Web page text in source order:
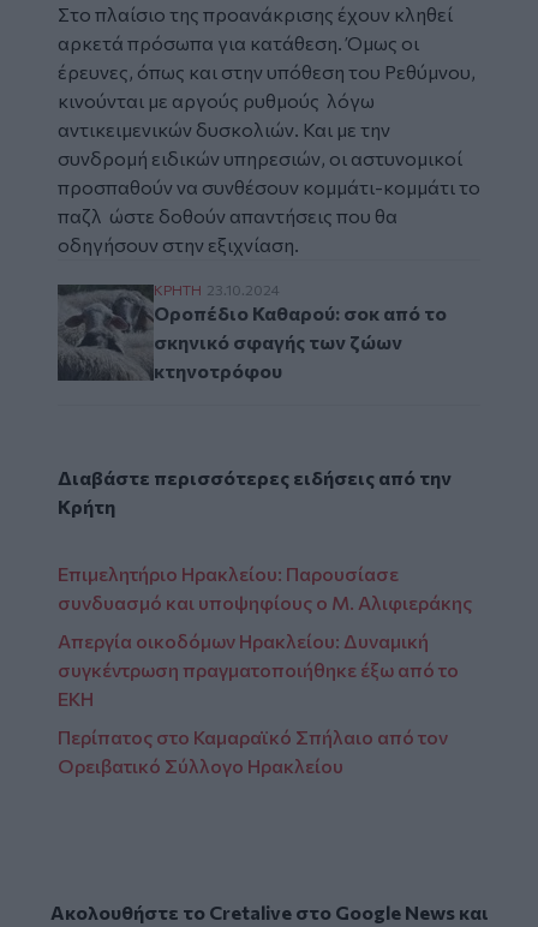
Στο πλαίσιο της προανάκρισης έχουν κληθεί
αρκετά πρόσωπα για κατάθεση. Όμως οι
έρευνες, όπως και στην υπόθεση του Ρεθύμνου,
κινούνται με αργούς ρυθμούς λόγω
αντικειμενικών δυσκολιών. Και με την
συνδρομή ειδικών υπηρεσιών, οι αστυνομικοί
προσπαθούν να συνθέσουν κομμάτι-κομμάτι το
παζλ ώστε δοθούν απαντήσεις που θα
οδηγήσουν στην εξιχνίαση.
Οροπέδιο Καθαρού: σοκ από το σκηνικό
ΚΡΗΤΗ 23.10.2024
Οροπέδιο Καθαρού: σοκ από το
σκηνικό σφαγής των ζώων
κτηνοτρόφου
Διαβάστε περισσότερες ειδήσεις από την
Κρήτη
Επιμελητήριο Ηρακλείου: Παρουσίασε
συνδυασμό και υποψηφίους ο Μ. Αλιφιεράκης
Απεργία οικοδόμων Ηρακλείου: Δυναμική
συγκέντρωση πραγματοποιήθηκε έξω από το
ΕΚΗ
Περίπατος στο Καμαραϊκό Σπήλαιο από τον
Ορειβατικό Σύλλογο Ηρακλείου
Ακολουθήστε το Cretalive στο Google Newsκαι